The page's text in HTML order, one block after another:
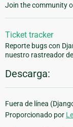
Join the community
Ticket tracker
Reporte bugs con
nuestro rastreador
Descarga:
Fuera de línea
Proporcionado por